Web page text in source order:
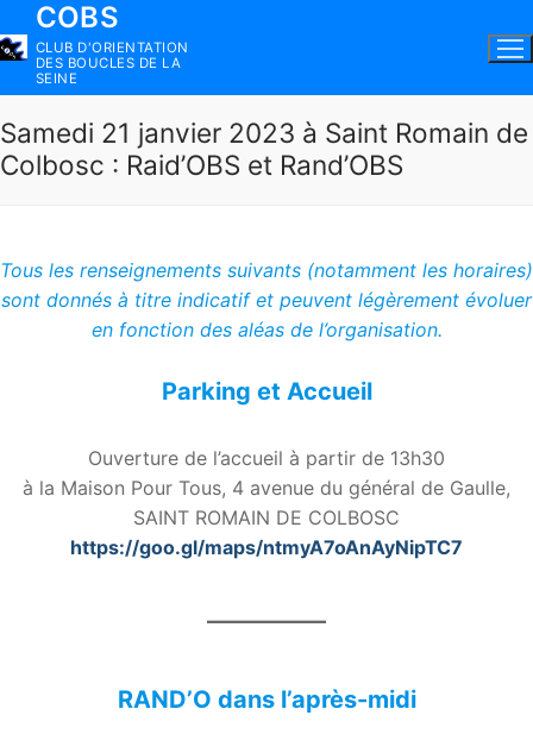
Aller
au
contenu
COBS
CLUB D'ORIENTATION
DES BOUCLES DE LA
SEINE
Samedi 21 janvier 2023 à Saint Romain de
Colbosc : Raid’OBS et Rand’OBS
Tous les renseignements suivants (notamment les horaires)
sont donnés à titre indicatif et peuvent légèrement évoluer
en fonction des aléas de l’organisation.
Parking et Accueil
Ouverture de l’accueil à partir de 13h30
à la Maison Pour Tous, 4 avenue du général de Gaulle,
SAINT ROMAIN DE COLBOSC
https://goo.gl/maps/ntmyA7oAnAyNipTC7
RAND’O dans l’après-midi